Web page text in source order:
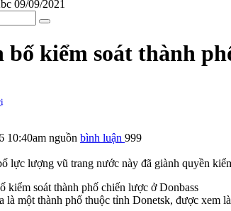
09/09/2021
bố kiểm soát thành
10:40am nguồn bình luận 999
lực lượng vũ trang nước này đã giành quyền
là một thành phố thuộc tỉnh Donetsk, được xem